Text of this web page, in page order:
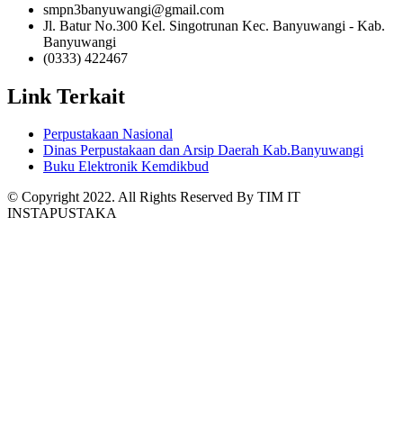
smpn3banyuwangi@gmail.com
Jl. Batur No.300 Kel. Singotrunan Kec. Banyuwangi - Kab.
Banyuwangi
(0333) 422467
Link Terkait
Perpustakaan Nasional
Dinas Perpustakaan dan Arsip Daerah Kab.Banyuwangi
Buku Elektronik Kemdikbud
© Copyright 2022. All Rights Reserved By TIM IT
INSTAPUSTAKA